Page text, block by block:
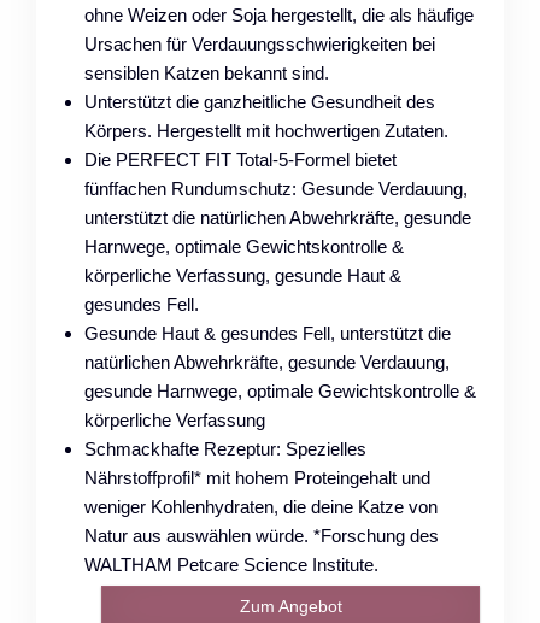
ohne Weizen oder Soja hergestellt, die als häufige
Ursachen für Verdauungsschwierigkeiten bei
sensiblen Katzen bekannt sind.
Unterstützt die ganzheitliche Gesundheit des
Körpers. Hergestellt mit hochwertigen Zutaten.
Die PERFECT FIT Total-5-Formel bietet
fünffachen Rundumschutz: Gesunde Verdauung,
unterstützt die natürlichen Abwehrkräfte, gesunde
Harnwege, optimale Gewichtskontrolle &
körperliche Verfassung, gesunde Haut &
gesundes Fell.
Gesunde Haut & gesundes Fell, unterstützt die
natürlichen Abwehrkräfte, gesunde Verdauung,
gesunde Harnwege, optimale Gewichtskontrolle &
körperliche Verfassung
Schmackhafte Rezeptur: Spezielles
Nährstoffprofil* mit hohem Proteingehalt und
weniger Kohlenhydraten, die deine Katze von
Natur aus auswählen würde. *Forschung des
WALTHAM Petcare Science Institute.
Zum Angebot